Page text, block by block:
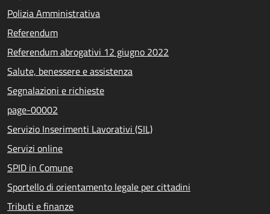
Polizia Amministrativa
Referendum
Referendum abrogativi 12 giugno 2022
Salute, benessere e assistenza
Segnalazioni e richieste
page-00002
Servizio Inserimenti Lavorativi (SIL)
Servizi online
SPID in Comune
Sportello di orientamento legale per cittadini
Tributi e finanze